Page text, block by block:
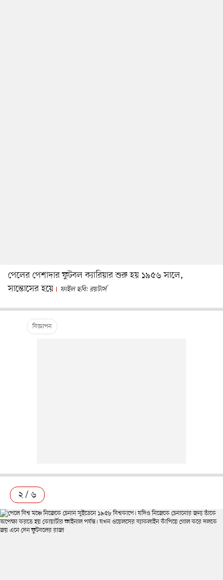
পেলের পেশাদার ফুটবল ক্যারিয়ার শুরু হয় ১৯৫৬ সালে,
সান্তোসের হয়ে
ফাইল ছবি: রয়টার্স
২ / ৬